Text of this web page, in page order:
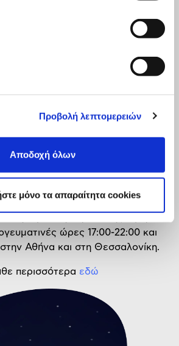
Προβολή λεπτομερειών
Αποδοχή όλων
μόνο τα απαραίτητα cookies
ώρες 17:00-22:00 και
στην Αθήνα και στη Θεσσαλονίκη.
περισσότερα εδώ